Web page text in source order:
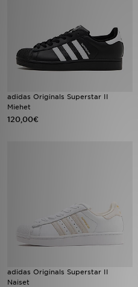
adidas Originals Superstar II
Miehet
120,00€
adidas Originals Superstar II
Naiset
Minun viestini
Asiakaspalvelu ja tietoa